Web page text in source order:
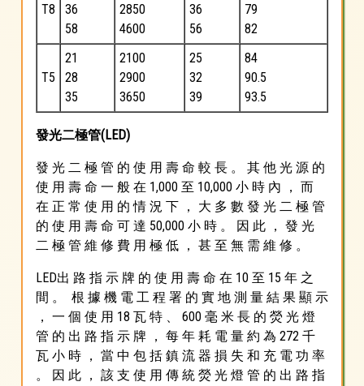
T8
36
58
2850
4600
36
56
79
82
T5
21
28
35
2100
2900
3650
25
32
39
84
90.5
93.5
發光二極管(LED)
發 光 二 極 管 的 使 用 壽 命 較 長 。 其 他 光 源 的
使 用 壽 命 一 般 在 1,000 至 10,000 小 時 內 ， 而
在 正 常 使 用 的 情 況 下 ， 大 多 數 發 光 二 極 管
的 使 用 壽 命 可 達 50,000 小 時 。 因 此 ， 發 光
二 極 管 維 修 費 用 極 低 ， 甚 至 無 需 維 修 。
LED出 路 指 示 牌 的 使 用 壽 命 在 10 至 15 年 之
間 。 根 據 機 電 工 程 署 的 實 地 測 量 結 果 顯 示
， 一 個 使 用 18 瓦 特 、 600 毫 米 長 的 熒 光 燈
管 的 出 路 指 示 牌 ， 每 年 耗 電 量 約 為 272 千
瓦 小 時 ， 當 中 包 括 鎮 流 器 損 失 和 充 電 功 率
。 因 此 ， 該 支 使 用 傳 統 熒 光 燈 管 的 出 路 指